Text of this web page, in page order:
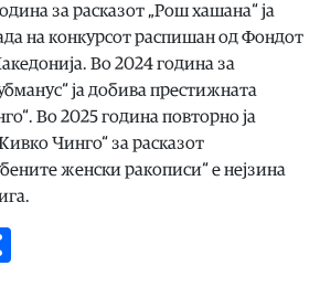
за расказот „Рош хашана“ ја
на конкурсот распишан од Фондот
Во 2024 година за
ја добива престижната
Во 2025 година повторно ја
Чинго“ за расказот
женски ракописи“ е нејзина